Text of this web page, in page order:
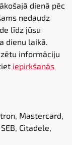
dienā pēc
nedaudz
līdz jūsu
dienu laikā.
informāciju
iepirkšanās
Mastercard,
Citadele,